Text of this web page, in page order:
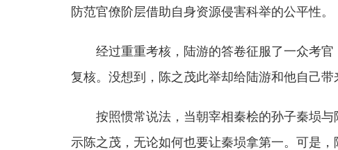
防范官僚阶层借助自身资源侵害科举的公平性。
经过重重考核，陆游的答卷征服了一众考
复核。没想到，陈之茂此举却给陆游和他自己带
按照惯常说法，当朝宰相秦桧的孙子秦埙
示陈之茂，无论如何也要让秦埙拿第一。可是